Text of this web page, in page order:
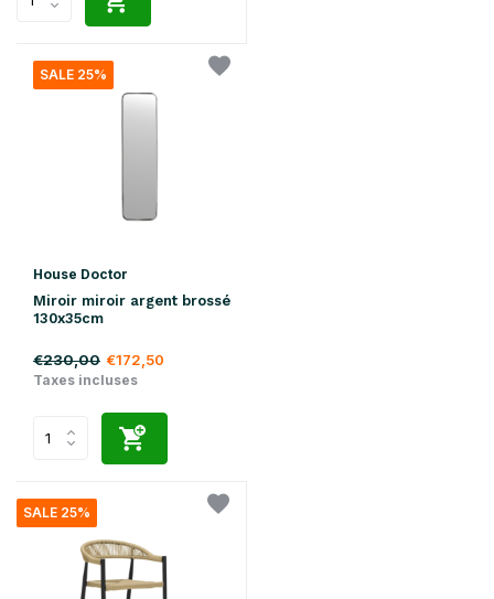
SALE 25%
House Doctor
Miroir miroir argent brossé
130x35cm
€230,00 €172,50
Taxes incluses
SALE 25%